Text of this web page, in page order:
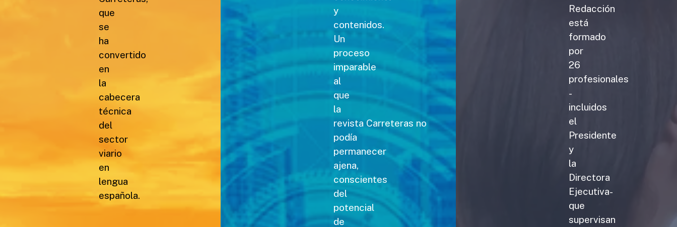
que
se
ha
convertido
en
la
cabecera
técnica
del
sector
viario
en
lengua
española.
y
contenidos.
Un
proceso
imparable
al
que
la
revista Carreteras no
podía
permanecer
ajena,
conscientes
del
potencial
de
Redacción
está
formado
por
26
profesionales
-
incluidos
el
Presidente
y
la
Directora
Ejecutiva-
que
supervisan